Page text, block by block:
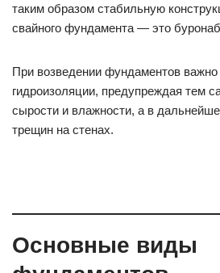
таким образом стабильную
свайного фундамента — это
При возведении фундаментов важно
гидроизоляции, предупреждая тем
сырости и влажности, а в
трещин на стенах.
Основные виды